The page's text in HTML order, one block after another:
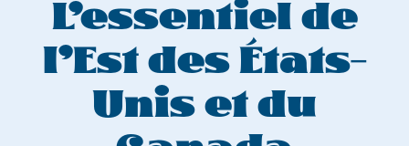
L’essentiel de
l’Est des États-
Unis et du